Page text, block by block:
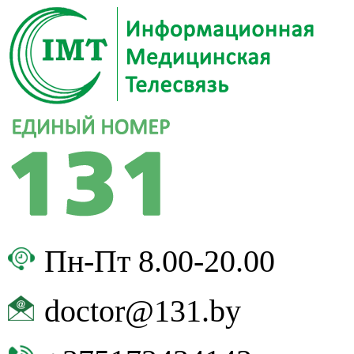
Пн-Пт 8.00-20.00
doctor@131.by